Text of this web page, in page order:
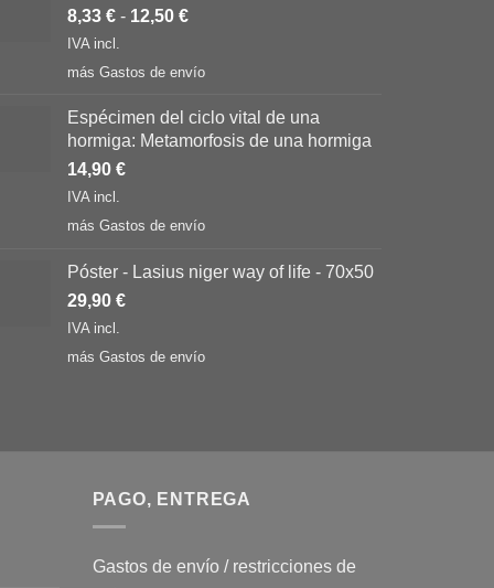
8,33 € - 12,50 €
IVA incl.
más Gastos de envío
Espécimen del ciclo vital de una
hormiga: Metamorfosis de una hormiga
14,90 €
IVA incl.
más Gastos de envío
Póster - Lasius niger way of life - 70x50
29,90 €
IVA incl.
más Gastos de envío
PAGO, ENTREGA
Gastos de envío / restricciones de